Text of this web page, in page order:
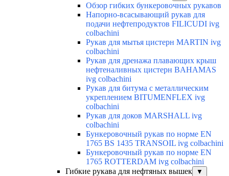
Обзор гибких бункеровочных рукавов
Напорно-всасывающий рукав для
подачи нефтепродуктов FILICUDI ivg
colbachini
Рукав для мытья цистерн MARTIN ivg
colbachini
Рукав для дренажа плавающих крыш
нефтеналивных цистерн BAHAMAS
ivg colbachini
Рукав для битума с металлическим
укреплением BITUMENFLEX ivg
colbachini
Рукав для доков MARSHALL ivg
colbachini
Бункеровочный рукав по норме EN
1765 BS 1435 TRANSOIL ivg colbachini
Бункеровочный рукав по норме EN
1765 ROTTERDAM ivg colbachini
Гибкие рукава для нефтяных вышек
▼